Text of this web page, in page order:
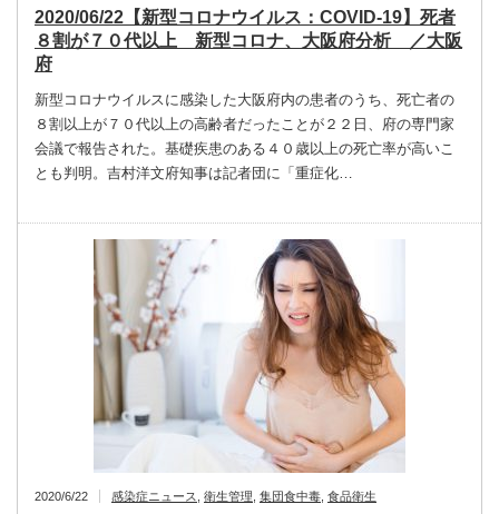
2020/06/22【新型コロナウイルス：COVID-19】死者
８割が７０代以上 新型コロナ、大阪府分析 ／大阪
府
新型コロナウイルスに感染した大阪府内の患者のうち、死亡者の
８割以上が７０代以上の高齢者だったことが２２日、府の専門家
会議で報告された。基礎疾患のある４０歳以上の死亡率が高いこ
とも判明。吉村洋文府知事は記者団に「重症化…
2020/6/22 感染症ニュース 衛生管理 集団食中毒 食品衛生